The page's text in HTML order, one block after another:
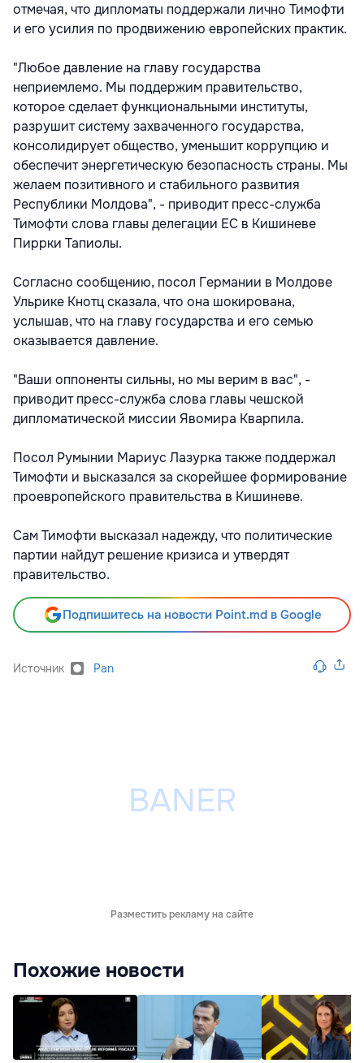
отмечая, что дипломаты поддержали лично Тимофти
и его усилия по продвижению европейских практик.
"Любое давление на главу государства
неприемлемо. Мы поддержим правительство,
которое сделает функциональными институты,
разрушит систему захваченного государства,
консолидирует общество, уменьшит коррупцию и
обеспечит энергетическую безопасность страны. Мы
желаем позитивного и стабильного развития
Республики Молдова", - приводит пресс-служба
Тимофти слова главы делегации ЕС в Кишиневе
Пиррки Тапиолы.
Согласно сообщению, посол Германии в Молдове
Ульрике Кнотц сказала, что она шокирована,
услышав, что на главу государства и его семью
оказывается давление.
"Ваши оппоненты сильны, но мы верим в вас", -
приводит пресс-служба слова главы чешской
дипломатической миссии Явомира Кварпила.
Посол Румынии Мариус Лазурка также поддержал
Тимофти и высказался за скорейшее формирование
проевропейского правительства в Кишиневе.
Сам Тимофти высказал надежду, что политические
партии найдут решение кризиса и утвердят
правительство.
Подпишитесь на новости Point.md в Google
Источник Pan
Разместить рекламу на сайте
Похожие новости